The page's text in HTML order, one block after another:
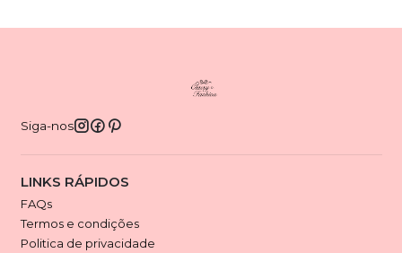
Siga-nos
LINKS RÁPIDOS
FAQs
Termos e condições
Politica de privacidade